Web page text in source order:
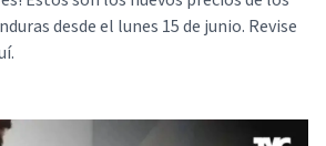
desde el lunes 15 de junio. Revise